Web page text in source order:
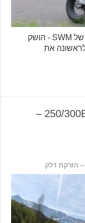
ה-SuperDual - האדוונצ'ר-סינגל החדש של SWM - הושק
לראשונה את
השקה עולמית: ק.ט.מ 250/300EXC TPI –